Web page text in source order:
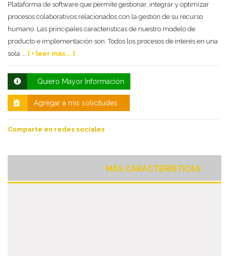
Plataforma de software que permite gestionar, integrar y optimizar
procesos colaborativos relacionados con la gestión de su recurso
humano. Las principales características de nuestro modelo de
producto e implementación son: Todos los procesos de interés en una
sola ... [ + leer más... ]
Quiero Mayor Información
Agregar a mis solicitudes
Comparte en redes sociales
MÁS CARACTERÍSTICAS